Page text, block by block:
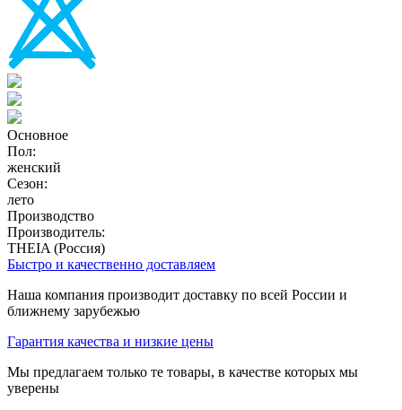
Основное
Пол:
женский
Сезон:
лето
Производство
Производитель:
THEIA (Россия)
Быстро и качественно доставляем
Наша компания производит доставку по всей России и
ближнему зарубежью
Гарантия качества и низкие цены
Мы предлагаем только те товары, в качестве которых мы
уверены